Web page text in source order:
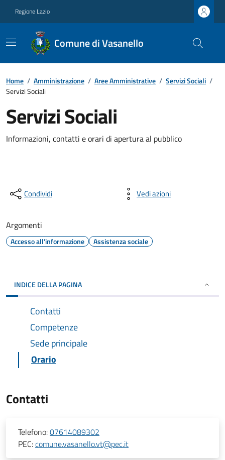
Regione Lazio
Comune di Vasanello
Home / Amministrazione / Aree Amministrative / Servizi Sociali /
Servizi Sociali
Servizi Sociali
Informazioni, contatti e orari di apertura al pubblico
Condividi Vedi azioni
Argomenti
Accesso all'informazione Assistenza sociale
INDICE DELLA PAGINA
Contatti
Competenze
Sede principale
Orario
Contatti
Telefono:07614089302
PEC:comune.vasanello.vt@pec.it